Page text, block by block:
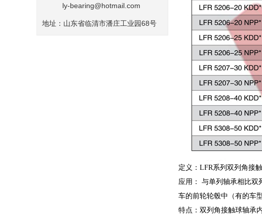
ly-bearing@hotmail.com
地址：山东省临清市潘庄工业园68号
定义：LFR系列双列角接
应用： 与单列轴承相比双
车的前轮轮毂中（有的车
特点：双列角接触球轴承